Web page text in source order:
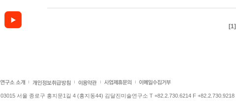
[1]
03015 서울 종로구 홍지문1길 4 (홍지동44) 김달진미술연구소 T +82.2.730.6214 F +82.2.730.9218